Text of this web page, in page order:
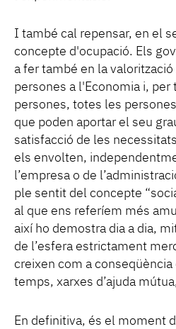
I també cal repensar, en el
concepte d'ocupació. Els
a fer també en la
persones a l'Economia i, per
persones, totes les
que poden aportar el seu
satisfacció de les
els envolten,
l’empresa o de
ple sentit del concepte
al que ens referíem més
així ho demostra dia a dia,
de l’esfera estrictament
creixen com a
temps, xarxes d’ajuda
En definitiva, és el moment